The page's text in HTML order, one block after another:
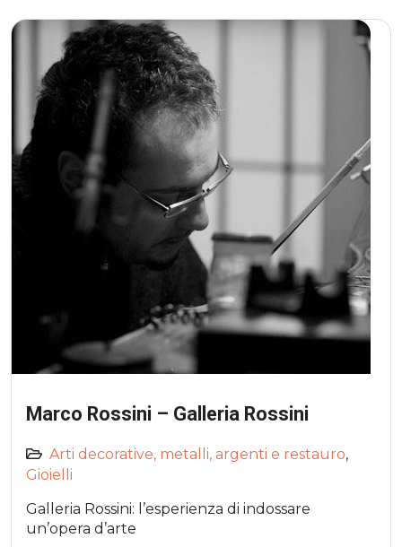
Marco Rossini – Galleria Rossini
Arti decorative, metalli, argenti e restauro,
Gioielli
Galleria Rossini: l’esperienza di indossare
un’opera d’arte